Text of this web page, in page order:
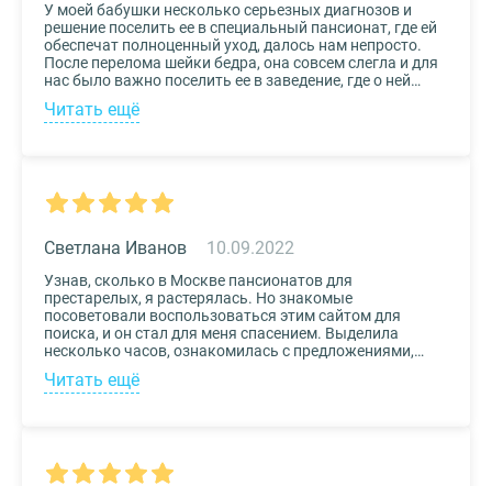
У моей бабушки несколько серьезных диагнозов и
решение поселить ее в специальный пансионат, где ей
обеспечат полноценный уход, далось нам непросто.
После перелома шейки бедра, она совсем слегла и для
нас было важно поселить ее в заведение, где о ней
будут заботиться круглосуточно. Остановили выбор
на реабилитационном центре Медвежьи Озера
Читать ещё
10.09.2022
Светлана Иванов
Узнав, сколько в Москве пансионатов для
престарелых, я растерялась. Но знакомые
посоветовали воспользоваться этим сайтом для
поиска, и он стал для меня спасением. Выделила
несколько часов, ознакомилась с предложениями,
доступными мне по цене и месту расположения и
выбрала два варианта. Связалась с администрацией
Читать ещё